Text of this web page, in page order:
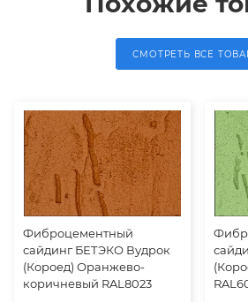
СМОТРЕТЬ ВСЕ
Фиброцементный
сайдинг БЕТЭКО Вудрок
(Короед) Оранжево-
коричневый RAL8023